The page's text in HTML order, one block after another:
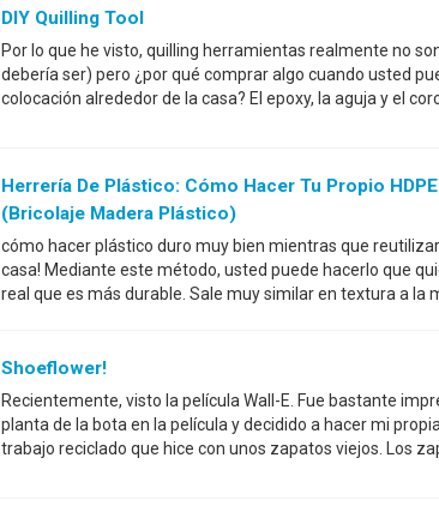
DIY Quilling Tool
Por lo que he visto, quilling herramientas realmente no
debería ser) pero ¿por qué comprar algo cuando usted
colocación alrededor de la casa? El epoxy, la aguja y el
Herrería De Plástico: Cómo Hacer Tu Propio
(bricolaje Madera Plástico)
cómo hacer plástico duro muy bien mientras que
casa! Mediante este método, usted puede hacerlo que
real que es más durable. Sale muy similar en textura a la
Shoeflower!
Recientemente, visto la película Wall-E. Fue bastante
planta de la bota en la película y decidido a hacer mi
trabajo reciclado que hice con unos zapatos viejos. Los